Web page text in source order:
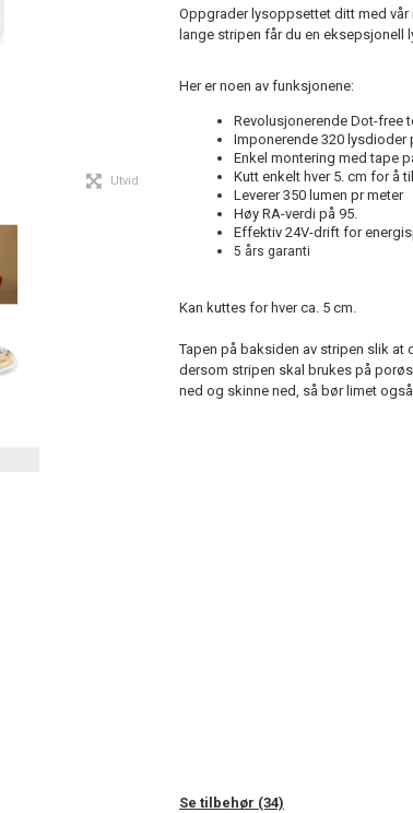
Utvid
Oppgrader lysoppsettet ditt med vår
lange stripen får du en eksepsjonell
Her er noen av funksjonene:
Revolusjonerende Dot-free
Imponerende 320
Enkel montering med tape
Kutt enkelt hver 5. cm for å
Leverer 350 lumen pr meter
Høy RA-verdi på 95.
Effektiv 24V-drift for
5 års garanti
Kan kuttes for hver ca. 5 cm.
Tapen på baksiden av stripen slik
dersom stripen skal brukes på
ned og skinne ned, så bør limet
Se tilbehør (34)